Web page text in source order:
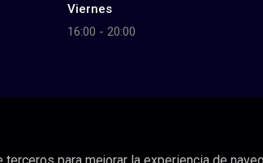
Viernes
16:00 - 20:00